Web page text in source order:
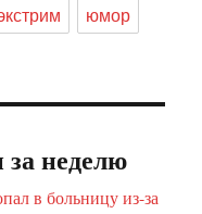
юмор
неделю
в больницу из-за